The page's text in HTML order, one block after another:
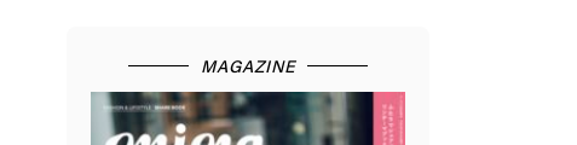
MAGAZINE